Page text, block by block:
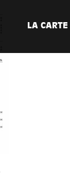
LA CARTE